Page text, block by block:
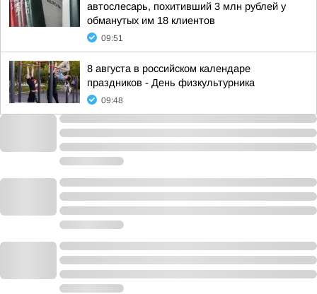
автослесарь, похитивший 3 млн рублей у
обманутых им 18 клиентов
09:51
8 августа в российском календаре
праздников - День физкультурника
09:48